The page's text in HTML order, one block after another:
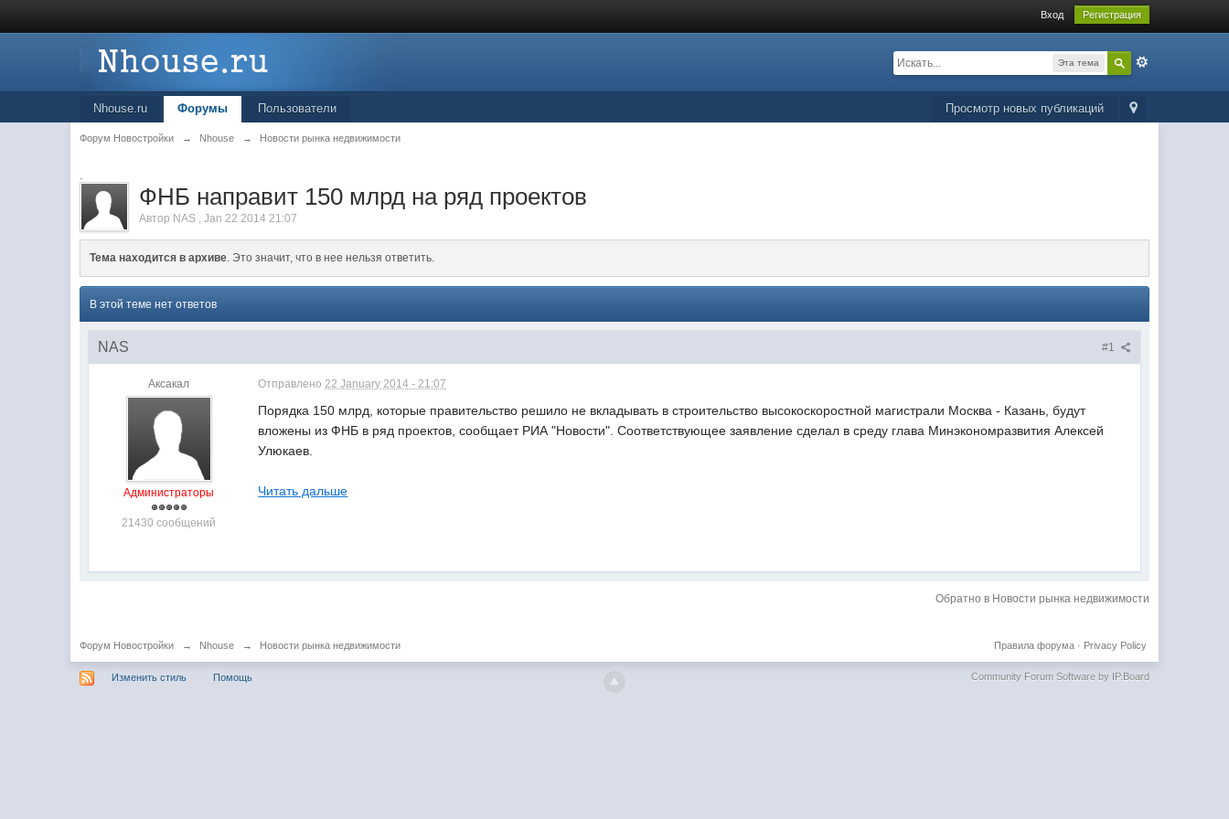
Вход Регистрация
Эта тема
Просмотр новых публикаций
Nhouse.ru Форумы Пользователи
Форум Новостройки → Nhouse → Новости рынка недвижимости
.
ФНБ направит 150 млрд на ряд проектов
Автор NAS ,Jan 22 2014 21:07
Тема находится в архиве. Это значит, что в нее нельзя ответить.
В этой теме нет ответов
#1
NAS
Аксакал
Администраторы
21430 сообщений
Отправлено22 January 2014 - 21:07
Порядка 150 млрд, которые правительство решило не вкладывать в строительство высокоскоростной магистрали Москва - Казань, будут
вложены из ФНБ в ряд проектов, сообщает РИА "Новости". Соответствующее заявление сделал в среду глава Минэкономразвития Алексей
Улюкаев.
Читать дальше
Обратно в Новости рынка недвижимости
Форум Новостройки → Nhouse → Новости рынка недвижимости Privacy Policy
Правила форума·
Изменить стиль Помощь Community Forum Software by IP.Board